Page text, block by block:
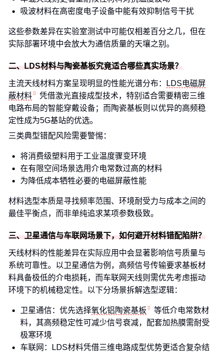
吸波材料在高密度电子设备中能有效抑制信号干扰
这些参数差异在实验室测试中可能仅相差百分之几，但在
实际部署环境中会放大为通信质量的天壤之别。
二、LDS材料与陶瓷基板究竟适合哪些真实场景？
主流天线材料方案呈现明显的性能光谱分布：
LDS电磁屏
蔽材料
凭借激光直接成型技术，特别适合需要精密三维
电路布局的智能穿戴设备；而陶瓷基板则以优异的高频稳
定性成为5G基站的优选。
三类典型错配风险需要警惕：
将消费级塑料用于工业温度骤变环境
在有限空间场景选用介电常数过高的材料
为降低成本牺牲必要的电磁屏蔽性能
材料选型本质是寻找频率范围、环境耐受力与成本之间的
最佳平衡点，而非单纯追求某项参数极致。
三、卫星通信与车联网场景下，如何避开材料错配陷阱？
天线材料的性能差异在实际应用中会显著影响信号质量与
系统可靠性。以卫星通信为例，高频信号传输要求基板材
料具备极低的介电损耗，而车联网天线则需优先考虑振动
环境下的机械稳定性。以下分场景拆解选型逻辑：
卫星通信：优先选择氧化铝陶瓷基板
等低介电常数材
料，其高频稳定性可减少信号衰减，配套加热膜需耐受
极寒环境
车联网：LDS材料凭借三维电路成型优势更适合复杂结